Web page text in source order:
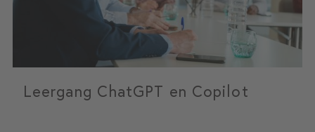
Leergang ChatGPT en Copilot